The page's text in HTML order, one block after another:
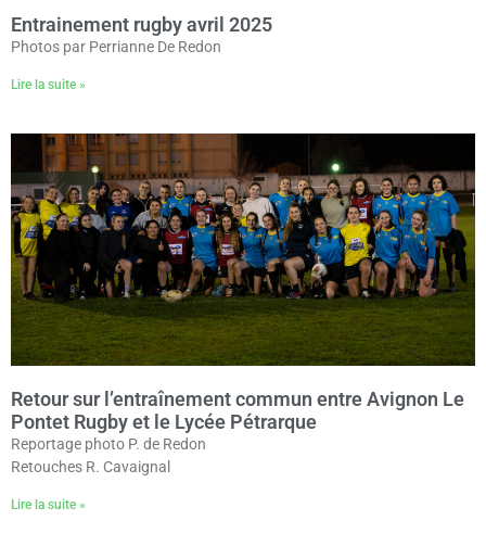
Entrainement rugby avril 2025
Photos par Perrianne De Redon
Lire la suite »
Retour sur l’entraînement commun entre Avignon Le
Pontet Rugby et le Lycée Pétrarque
Reportage photo P. de Redon
Retouches R. Cavaignal
Lire la suite »